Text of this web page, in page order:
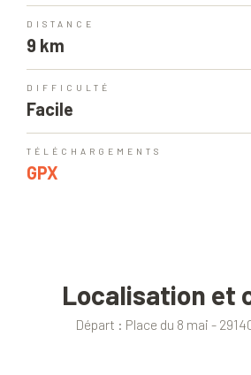
DISTANCE
9 km
DIFFICULTÉ
Facile
TÉLÉCHARGEMENTS
GPX
Localisation et
Départ : Place du 8 mai -